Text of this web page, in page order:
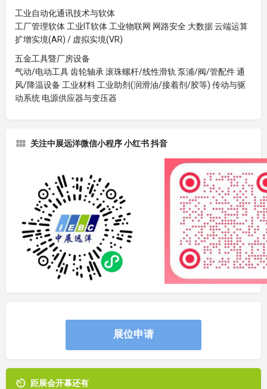
工业自动化通讯技术与软体
工厂管理软体 工业IT软体 工业物联网 网路安全 大数据 云端运算
扩增实境(AR) / 虚拟实境(VR)
五金工具暨厂房设备
气动/电动工具 齿轮轴承 滚珠螺杆/线性滑轨 泵浦/阀/管配件 通
风/降温设备 工业材料 工业助剂(润滑油/接着剂/胶等) 传动与驱
动系统 电源供应器与变压器
关注中展远洋微信小程序 小红书 抖音
展位申请
距展会开幕还有